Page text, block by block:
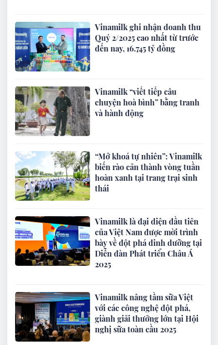
Vinamilk ghi nhận doanh thu
Quý 2/2025 cao nhất từ trước
đến nay, 16.745 tỷ đồng
Vinamilk “viết tiếp câu
chuyện hoà bình” bằng tranh
và hành động
“Mở khoá tự nhiên”: Vinamilk
biến rào cản thành vòng tuần
hoàn xanh tại trang trại sinh
thái
Vinamilk là đại diện đầu tiên
của Việt Nam được mời trình
bày về đột phá dinh dưỡng tại
Diễn đàn Phát triển Châu Á
2025
Vinamilk nâng tầm sữa Việt
với các công nghệ đột phá,
giành giải thưởng lớn tại Hội
nghị sữa toàn cầu 2025